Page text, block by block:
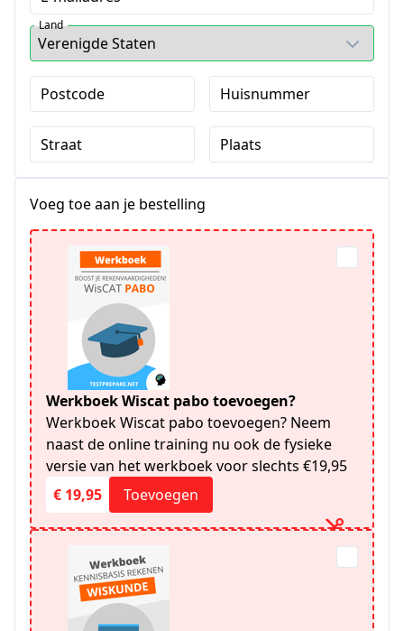
Land
Postcode Huisnummer
Straat Plaats
Voeg toe aan je bestelling
Werkboek Wiscat pabo toevoegen?
Werkboek Wiscat pabo toevoegen? Neem
naast de online training nu ook de fysieke
versie van het werkboek voor slechts €19,95
€ 19,95
Toevoegen